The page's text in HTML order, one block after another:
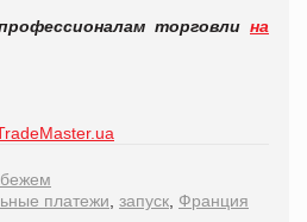
торговли на
платежи запуск Франция